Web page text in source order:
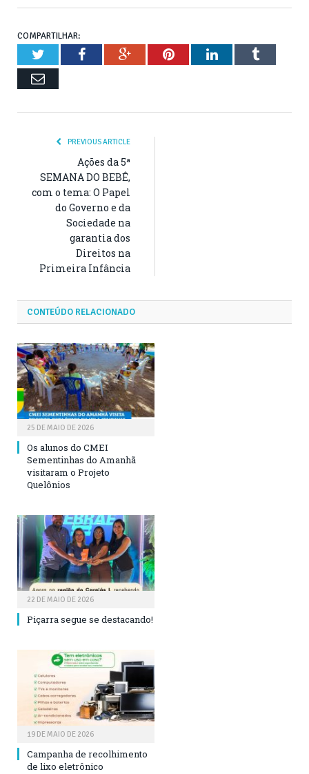
COMPARTILHAR:
TwitterFacebookGoogle+PinterestLinkedInTumblr
Email
PREVIOUS ARTICLE
Ações da 5ª
SEMANA DO BEBÊ,
com o tema: O Papel
do Governo e da
Sociedade na
garantia dos
Direitos na
Primeira Infância
CONTEÚDO RELACIONADO
25 DE MAIO DE 2026
Os alunos do CMEI
Sementinhas do Amanhã
visitaram o Projeto
Quelônios
22 DE MAIO DE 2026
Piçarra segue se destacando!
19 DE MAIO DE 2026
Campanha de recolhimento
de lixo eletrônico